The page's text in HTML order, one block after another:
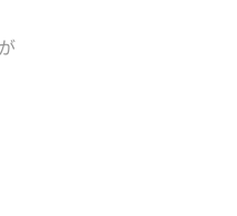
ール「おぼん
：1991年から31年
から21年目